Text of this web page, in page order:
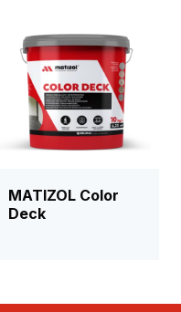
MATIZOL Color
Deck